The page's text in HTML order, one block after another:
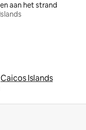
aan het strand
Caicos Islands